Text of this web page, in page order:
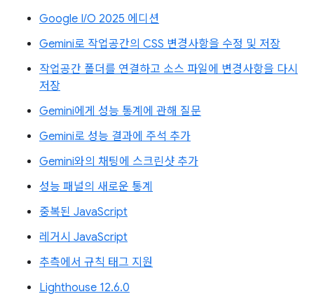
Google I/O 2025 에디션
Gemini로 작업공간의 CSS 변경사항을 수정 및 저장
작업공간 폴더를 연결하고 소스 파일에 변경사항을 다시
저장
Gemini에게 성능 통계에 관해 질문
Gemini로 성능 결과에 주석 추가
Gemini와의 채팅에 스크린샷 추가
성능 패널의 새로운 통계
중복된 JavaScript
레거시 JavaScript
추측에서 규칙 태그 지원
Lighthouse 12.6.0